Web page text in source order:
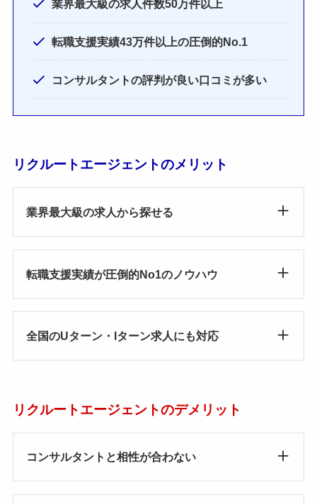
業界最大級の求人件数50万件以上
転職支援実績43万件以上の圧倒的No.1
コンサルタントの評判が良い口コミが多い
リクルートエージェントのメリット
業界最大級の求人から探せる
転職支援実績が圧倒的No1のノウハウ
全国のUターン・Iターン求人にも対応
リクルートエージェントのデメリット
コンサルタントと相性が合わない